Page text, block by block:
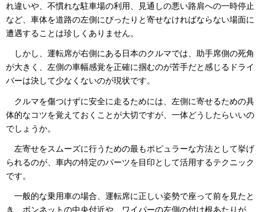
れ違いや、不慣れな駐車場の利用、見通しの悪い路肩への一時停止
など、車体を道路の左側にぴったりと寄せなければならない場面に
遭遇することは珍しくありません。
しかし、運転席が右側にある日本のクルマでは、助手席側の死角
が大きく、左側の車幅感覚を正確に掴むのが苦手だと感じるドライ
バーは決して少なくないのが現状です。
クルマを傷つけずに安全に走るためには、左側に寄せるための具
体的なコツを覚えておくことが大切ですが、一体どうしたらいいの
でしょうか。
左寄せをスムーズに行うための最もポピュラーな方法として挙げ
られるのが、車内の特定のパーツを目印として活用するテクニック
です。
一般的な乗用車の場合、運転席に正しい姿勢で座って前を見たと
き、ボンネットの中央付近や、ワイパーの左側の付け根あたりが、